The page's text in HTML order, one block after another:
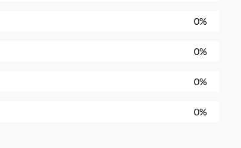
0%
0%
0%
0%